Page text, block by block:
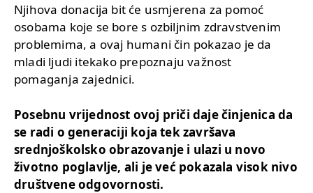
Njihova donacija bit će usmjerena za pomoć
osobama koje se bore s ozbiljnim zdravstvenim
problemima, a ovaj humani čin pokazao je da
mladi ljudi itekako prepoznaju važnost
pomaganja zajednici.
Posebnu vrijednost ovoj priči daje činjenica da
se radi o generaciji koja tek završava
srednjoškolsko obrazovanje i ulazi u novo
životno poglavlje, ali je već pokazala visok nivo
društvene odgovornosti.